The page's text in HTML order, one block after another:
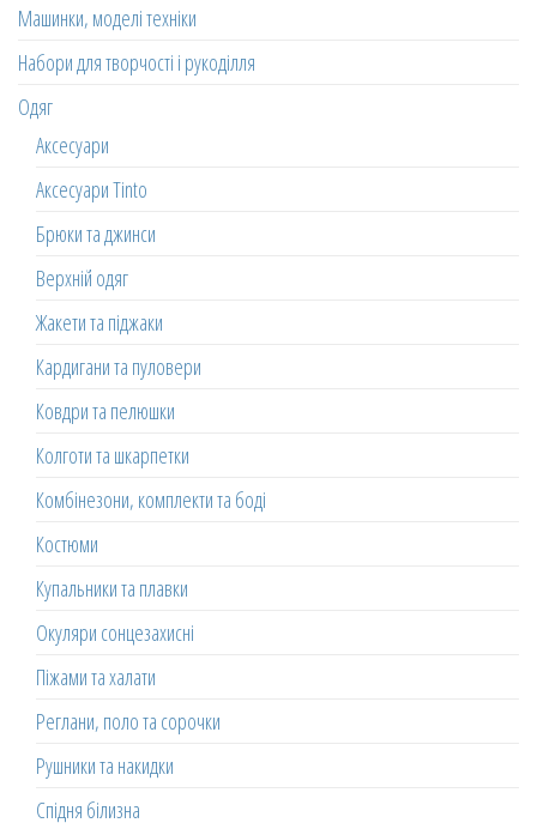
Машинки, моделі техніки
Набори для творчості і рукоділля
Одяг
Аксесуари
Аксесуари Tinto
Брюки та джинси
Верхній одяг
Жакети та піджаки
Кардигани та пуловери
Ковдри та пелюшки
Колготи та шкарпетки
Комбінезони, комплекти та боді
Костюми
Купальники та плавки
Окуляри сонцезахисні
Піжами та халати
Реглани, поло та сорочки
Рушники та накидки
Спідня білизна